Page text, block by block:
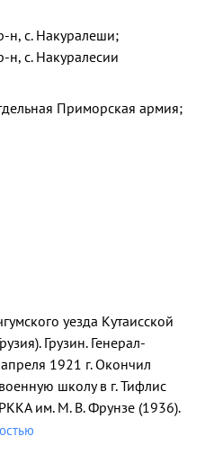
н, с. Накуралеши;
н, с. Накуралесии
Приморская армия;
уезда Кутаисской
Грузин. Генерал-
1921 г. Окончил
школу в г. Тифлис
им. М. В. Фрунзе (1936).